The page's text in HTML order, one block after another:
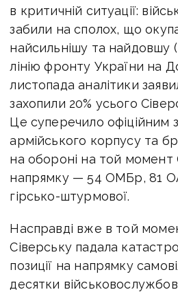
в критичній ситуації:
забили на сполох, що
найсильнішу та найдовшу
лінію фронту України на
листопада аналітики
захопили 20% усього
Це суперечило офіційним
армійського корпусу та
на обороні на той момент
напрямку — 54 ОМБр, 81
гірсько-штурмової.
Насправді вже в той
Сіверську падала
позиції на напрямку
десятки